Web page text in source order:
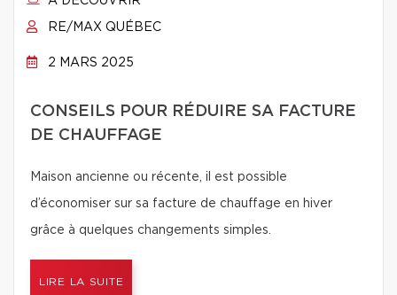
RE/MAX QUÉBEC
2 MARS 2025
CONSEILS POUR RÉDUIRE SA FACTURE
DE CHAUFFAGE
Maison ancienne ou récente, il est possible
d’économiser sur sa facture de chauffage en hiver
grâce à quelques changements simples.
LIRE LA SUITE